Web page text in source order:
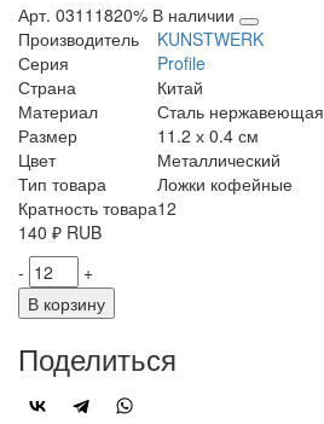
Арт. 03111820% В наличии
Производитель
KUNSTWERK
Серия
Profile
Страна
Китай
Материал
Сталь нержавеющая
Размер
11.2 х 0.4 см
Цвет
Металлический
Тип товара
Ложки кофейные
Кратность товара12
140 ₽ RUB
-
+
В корзину
Поделиться